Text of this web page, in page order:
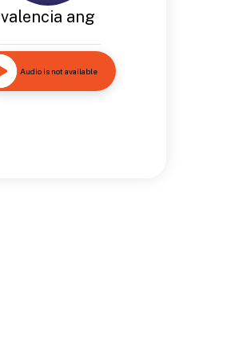
valencia ang
Audio is not available